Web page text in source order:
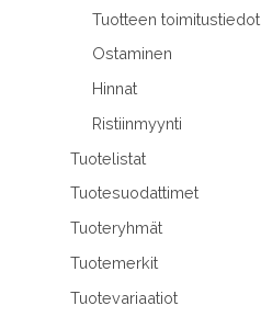
Tuotteen toimitustiedot
Ostaminen
Hinnat
Ristiinmyynti
Tuotelistat
Tuotesuodattimet
Tuoteryhmät
Tuotemerkit
Tuotevariaatiot